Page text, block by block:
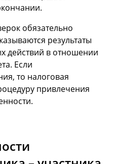
обязательно
результаты
действий в отношении
Если
то налоговая
привлечения